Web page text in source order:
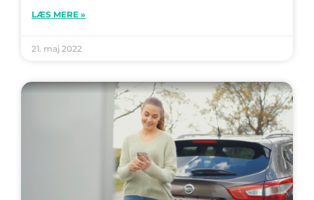
LÆS MERE »
21. maj 2022